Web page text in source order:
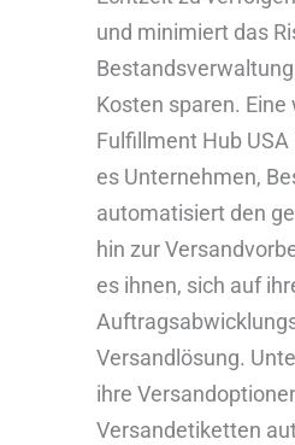
und minimiert das
Kosten sparen.
Fulfillment Hub
es Unternehmen,
automatisiert den
hin zur
es ihnen, sich auf
Versandlösung.
ihre
Versandetiketten